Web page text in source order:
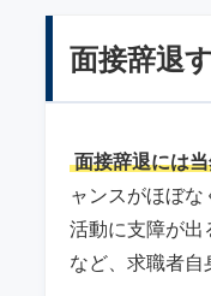
面接辞退
面接辞退には
ャンスがほぼ
活動に支障が出
など、求職者自